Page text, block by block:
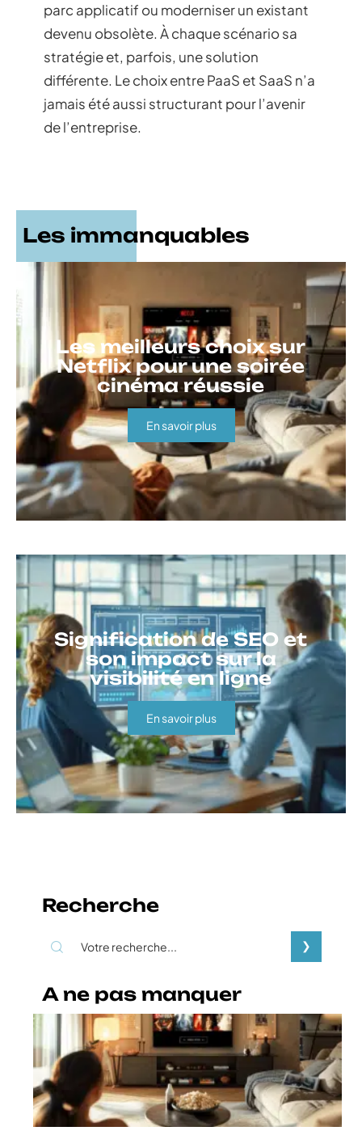
parc applicatif ou moderniser un existant
devenu obsolète. À chaque scénario sa
stratégie et, parfois, une solution
différente. Le choix entre PaaS et SaaS n’a
jamais été aussi structurant pour l’avenir
de l’entreprise.
Les immanquables
Les meilleurs choix sur
Netflix pour une soirée
cinéma réussie
En savoir plus
Signification de SEO et
son impact sur la
visibilité en ligne
En savoir plus
Recherche
A ne pas manquer